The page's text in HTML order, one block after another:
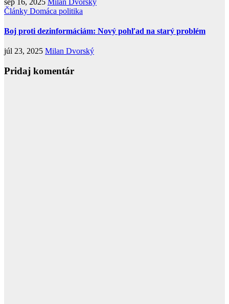
Články Domáca politika
Boj proti dezinformáciám: Nový pohľad na starý problém
júl 23, 2025 Milan Dvorský
Pridaj komentár